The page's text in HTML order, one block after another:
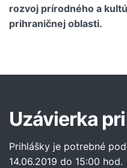
rozvoj prírodného a
prihraničnej oblasti.
Uzávierka
Prihlášky je potrebné
14.06.2019 do 15:00 hod.